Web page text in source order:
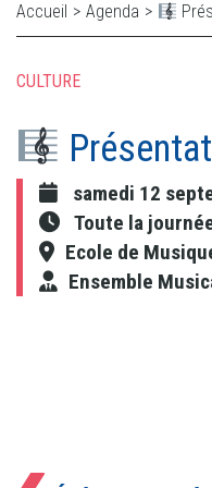
Accueil > Agenda >
CULTURE
samedi 12
Toute la
Ecole de
Ensemble